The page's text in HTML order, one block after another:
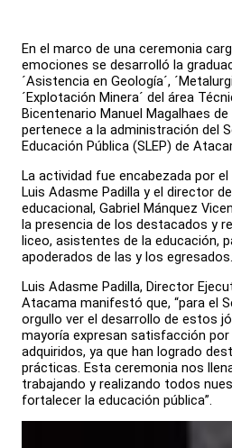
En el marco de una ceremonia
emociones se desarrolló la
´Asistencia en Geología´,
´Explotación Minera´ del área
Bicentenario Manuel Magalhaes
pertenece a la administración del
Educación Pública (SLEP) de
La actividad fue encabezada por
Luis Adasme Padilla y el director
educacional, Gabriel Mánquez
la presencia de los destacados y
liceo, asistentes de la educación,
apoderados de las y los egresados.
Luis Adasme Padilla, Director
Atacama manifestó que, “para el
orgullo ver el desarrollo de estos
mayoría expresan satisfacción
adquiridos, ya que han logrado
prácticas. Esta ceremonia nos
trabajando y realizando todos
fortalecer la educación pública”.